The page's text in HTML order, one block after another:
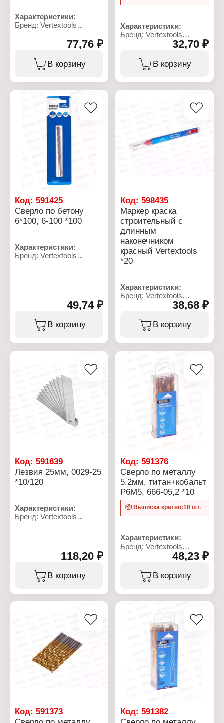
Характеристики:
Бренд: Vertextools
Тип товара: Маркер
Вариация: краска
Назначение:
строительный
Диаметр пишущего узла:
Длина корпуса: 144 мм
Диаметр корпуса: 19 мм
Материал корпуса:
алюминий
Основа чернил: нитро-
77,76 ₽
В корзину
Характеристики:
Бренд: Vertextools
Артикул: 1122-0650
Тип товара: Сверло
Назначение: по металлу
Диаметр: 6,5 мм
градусов
32,70 ₽
В корзину
Код: 591425
Сверло по бетону
6*100, 6-100 *100
Характеристики:
Бренд: Vertextools
Форма хвостовика:
хвостовик
Рабочая длина, мм: 65
Упаковка: блистер
49,74 ₽
В корзину
Код:598435
Маркер краска
строительный с
длинным
наконечником
красный Vertextools
*20
Характеристики:
Бренд: Vertextools
Артикул: 0021-03
Тип товара: Маркер
Вариация: краска
Назначение:
Цвет чернил: красный
Диаметр наконечника:
Основа чернил:
Длина корпуса: 144 мм
Длина наконечника: 20
38,68 ₽
В корзину
Код: 591639
Лезвия 25мм, 0029-25
*10/120
Характеристики:
Бренд: Vertextools
канцелярских и
строительных ножей
Ширина: 25 мм
Толщина: 0,15 мм
Конструкция: с
засечками
118,20 ₽
В корзину
Код:591376
Сверло по металлу
5.2мм, титан+кобальт
Р6М5, 666-05,2 *10
📦 Выписка кратно:10 шт.
Характеристики:
Бренд: Vertextools
Артикул: 666-05,2
Тип товара: Сверло
Назначение: по металлу
Диаметр: 5,2 мм
Рабочая длина: 50 мм
Форма хвостовика:
цилиндрический
хвостовик
Угол заточки: 118
48,23 ₽
В корзину
Код: 591373
Код:591382